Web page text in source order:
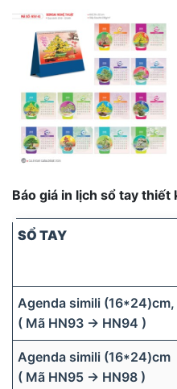
Báo giá in lịch sổ tay thiết
SỔ TAY
Agenda simili (16*24)cm,
( Mã HN93 → HN94 )
Agenda simili (16*24)cm
( Mã HN95 → HN98 )